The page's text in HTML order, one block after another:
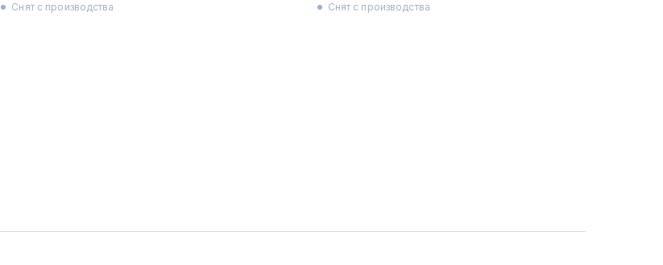
Снят с производства Снят с производства